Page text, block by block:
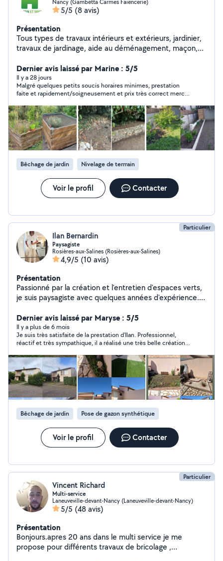
Nancy (Gambetta Carmes Faiencerie)
5/5 (8 avis)
Présentation
Tous types de travaux intérieurs et extérieurs, jardinier,
travaux de jardinage, aide au déménagement, maçon,
alentours. Cordialement
Dernier avis laissé par Marine : 5/5
Il y a 28 jours
Malgré quelques petits soucis horaires minimes, prestation
faite et rapidement/soigneusement et prix très correct merci
Bêchage de jardin Nivelage de terrrain
Voir le profil Contacter
Particulier
Ilan Bernardin
Paysagiste
Rosières-aux-Salines (Rosières-aux-Salines)
4,9/5 (10 avis)
Présentation
Passionné par la création et l'entretien d'espaces verts,
je suis paysagiste avec quelques années d'expérience.
l'aménagement et l'entretien de jardins, parcs, et autres
espaces verts. Mon objectif est de transformer chaque
espace en un lieu unique, esthétique et fonctionnel, en
respectant les besoins et les souhaits de mes clients.
Que vous ayez besoin de créer un nouveau jardin ou de
rénover un espace existant, je suis là pour vous
accompagner à chaque étape du projet.
Dernier avis laissé par Maryse : 5/5
Il y a plus de 6 mois
Je suis très satisfaite de la prestation d'Ilan. Professionnel,
réactif et très sympathique, il a réalisé une très belle création à
Bêchage de jardin Pose de gazon synthétique
Voir le profil Contacter
Particulier
Vincent Richard
Multi-service
Laneuveville-devant-Nancy (Laneuveville-devant-Nancy)
5/5 (48 avis)
Présentation
Bonjours.apres 20 ans dans le multi service je me
propose pour différents travaux de bricolage ,